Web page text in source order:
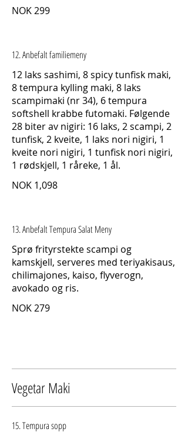
NOK 299
12. Anbefalt familiemeny
12 laks sashimi, 8 spicy tunfisk maki,
8 tempura kylling maki, 8 laks
scampimaki (nr 34), 6 tempura
softshell krabbe futomaki. Følgende
28 biter av nigiri: 16 laks, 2 scampi, 2
tunfisk, 2 kveite, 1 laks nori nigiri, 1
kveite nori nigiri, 1 tunfisk nori nigiri,
1 rødskjell, 1 råreke, 1 ål.
NOK 1,098
13. Anbefalt Tempura Salat Meny
Sprø frityrstekte scampi og
kamskjell, serveres med teriyakisaus,
chilimajones, kaiso, flyverogn,
avokado og ris.
NOK 279
Vegetar Maki
15. Tempura sopp